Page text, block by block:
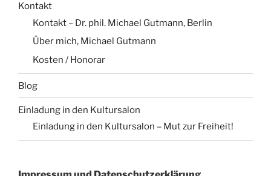
Kontakt
Kontakt – Dr. phil. Michael Gutmann, Berlin
Über mich, Michael Gutmann
Kosten / Honorar
Blog
Einladung in den Kultursalon
Einladung in den Kultursalon – Mut zur Freiheit!